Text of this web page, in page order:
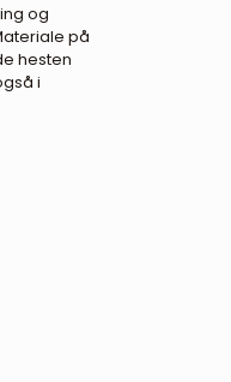
og
på
hesten
i